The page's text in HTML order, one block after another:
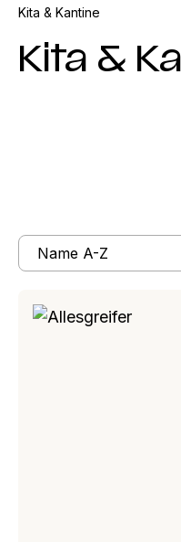
Kita & Kantine
Kita &